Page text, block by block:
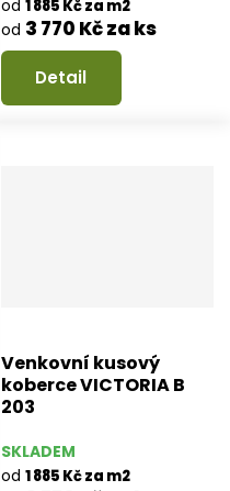
od 1 885 Kč za m2
od 3 770 Kč za ks
Detail
Venkovní kusový
koberce VICTORIA B
203
od 1 885 Kč za m2
SKLADEM